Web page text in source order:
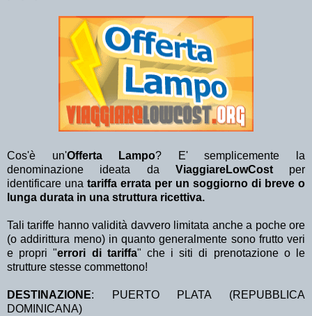
Cos'è un'Offerta Lampo? E' semplicemente la
denominazione ideata da ViaggiareLowCostper
identificare una tariffa errata per un soggiorno di breve o
lunga durata in una struttura ricettiva.
Tali tariffe hanno validità davvero limitata anche a poche ore
(o addirittura meno) in quanto generalmente sono frutto veri
e propri "errori di tariffa" che i siti di prenotazione o le
strutture stesse commettono!
DESTINAZIONE:
PUERTO PLATA (REPUBBLICA
DOMINICANA)